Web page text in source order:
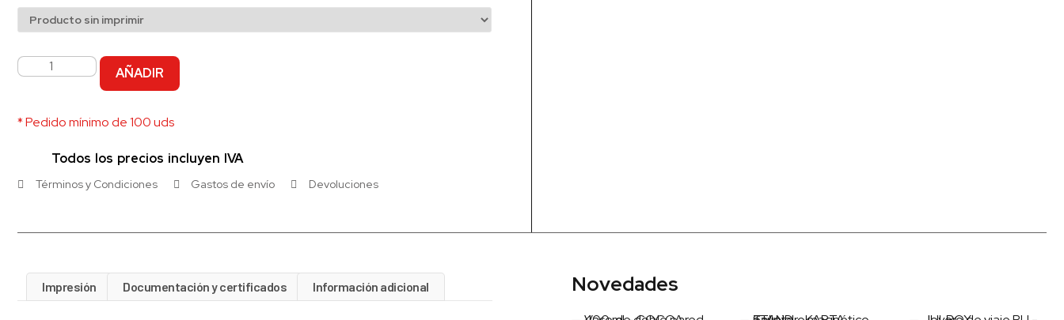
AÑADIR
* Pedido mínimo de 100 uds
Todos los precios incluyen IVA
Términos y Condiciones Gastos de envío Devoluciones
Impresión Documentación y certificados Información adicional Novedades